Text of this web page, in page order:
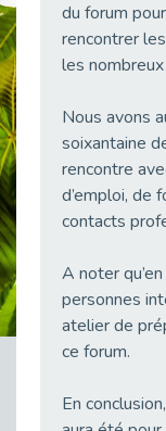
Publié le 04/05/2026
Témoignage :
Publié le 29/04/2026
Publié le 29/04/2026
Publié le 27/04/2026
du forum
rencontrer
les
Nous avons
soixantaine
rencontre
d’emploi, de
contacts
A noter
personnes
atelier de
ce forum.
En